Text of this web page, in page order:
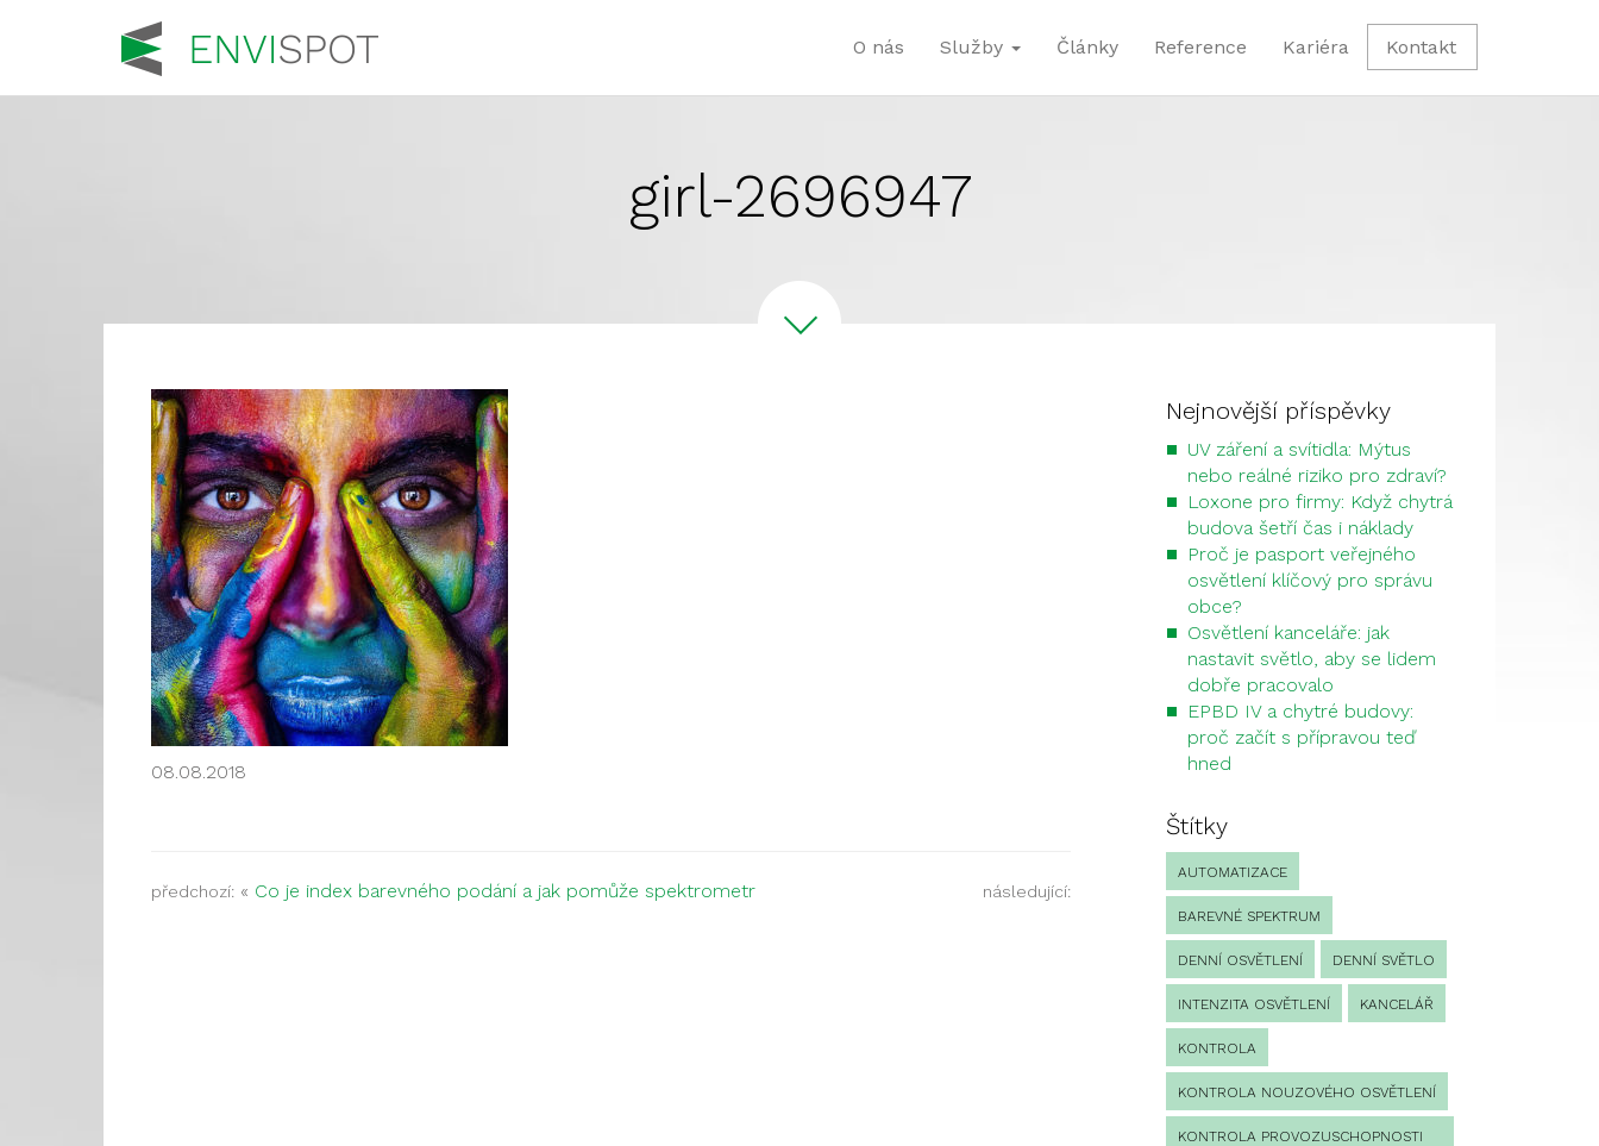
O nás Služby Články Reference Kariéra Kontakt
girl-2696947
08.08.2018
předchozí: « Co je index barevného podání a jak pomůže spektrometr následující:
Nejnovější příspěvky
UV záření a svítidla: Mýtus
nebo reálné riziko pro zdraví?
Loxone pro firmy: Když chytrá
budova šetří čas i náklady
Proč je pasport veřejného
osvětlení klíčový pro správu
obce?
Osvětlení kanceláře: jak
nastavit světlo, aby se lidem
dobře pracovalo
EPBD IV a chytré budovy:
proč začít s přípravou teď
hned
Štítky
AUTOMATIZACE
BAREVNÉ SPEKTRUM
DENNÍ OSVĚTLENÍ DENNÍ SVĚTLO
INTENZITA OSVĚTLENÍ KANCELÁŘ
KONTROLA
KONTROLA NOUZOVÉHO OSVĚTLENÍ
KONTROLA PROVOZUSCHOPNOSTI